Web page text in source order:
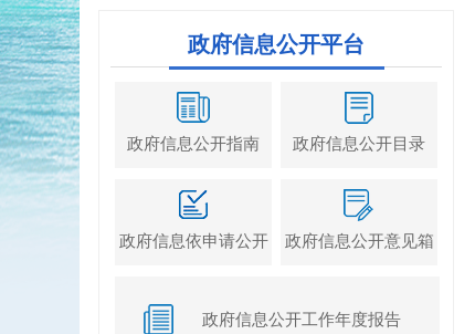
政府信息公开平台
政府信息公开指南 政府信息公开目录
政府信息依申请公开 政府信息公开意见箱
政府信息公开工作年度报告